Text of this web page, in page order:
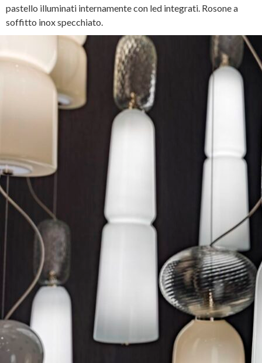
pastello illuminati internamente con led integrati. Rosone a
soffitto inox specchiato.